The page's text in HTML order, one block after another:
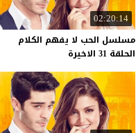
02:20:14
مسلسل الحب لا يفهم الكلام
الحلقة 31 الاخيرة